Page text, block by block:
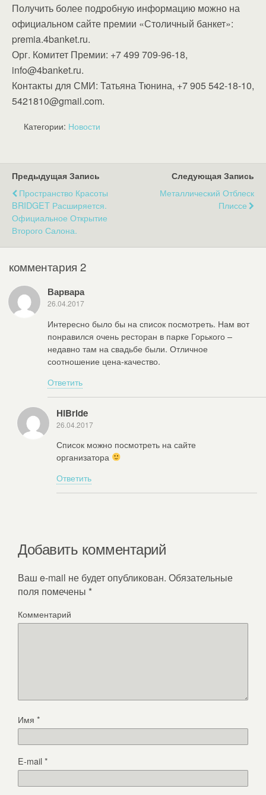
Получить более подробную информацию можно на
официальном сайте премии «Столичный банкет»:
premia.4banket.ru.
Орг. Комитет Премии: +7 499 709-96-18,
info@4banket.ru.
Контакты для СМИ: Татьяна Тюнина, +7 905 542-18-10,
5421810@gmail.com.
Категории: Новости
Предыдущая Запись
Пространство Красоты
BRIDGET Расширяется.
Официальное Открытие
Второго Салона.
Следующая Запись
Металлический Отблеск
Плиссе
комментария 2
Варвара
26.04.2017
Интересно было бы на список посмотреть. Нам вот
понравился очень ресторан в парке Горького –
недавно там на свадьбе были. Отличное
соотношение цена-качество.
Ответить
HiBride
26.04.2017
Список можно посмотреть на сайте
организатора
Ответить
Добавить комментарий
Ваш e-mail не будет опубликован. Обязательные
поля помечены *
Комментарий
Имя *
E-mail*